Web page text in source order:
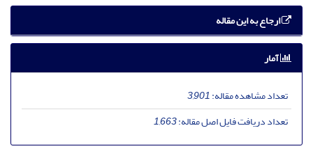
ارجاع به این مقاله
آمار
تعداد مشاهده مقاله:3,901
تعداد دریافت فایل اصل مقاله:1,663